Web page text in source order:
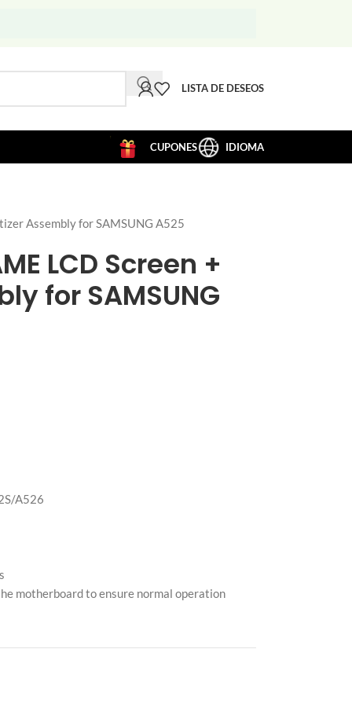
LISTA DE DESEOS
CUPONES IDIOMA
Assembly for SAMSUNG A525
LCD Screen +
for SAMSUNG
A526
motherboard to ensure normal operation